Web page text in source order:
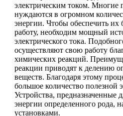
электрическим током. Многие
нуждаются в огромном
энергии. Чтобы обеспечить их
работу, необходим мощный
электрического тока.
осуществляют свою работу
химических реакций.
реакции приводят к делению
веществ. Благодаря этому
большое количество полезной
Устройства, предназначенные
энергии определенного рода,
установками.